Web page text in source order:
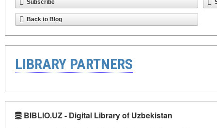
Subscribe
Back to Blog
LIBRARY PARTNERS
BIBLIO.UZ - Digital Library of Uzbekistan